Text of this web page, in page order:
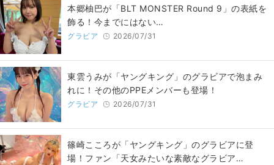
本郷柚巴が「BLT MONSTER Round 9」の表紙を
飾る！今までにはない…
グラビア 2026/07/31
東雲うみが「ヤングキング」のグラビアで泡まみ
れに！その他のPPEメンバーも登場！
グラビア 2026/07/31
篠崎こころが「ヤングキング」のグラビアに登
場！ファン「天女みたいな素敵なグラビア…